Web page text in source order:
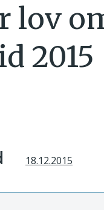
lov
2015
18.12.2015